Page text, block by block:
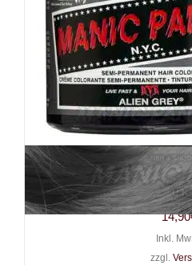
Manic Panic
14,90
Inkl.
zzgl.